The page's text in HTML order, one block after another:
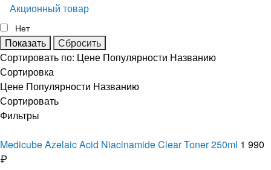
Акционный товар
Нет
Сортировать по: Цене Популярности Названию
Сортировка
Цене Популярности Названию
Сортировать
Фильтры
Medicube Azelaic Acid Niacinamide Clear Toner 250ml 1 990
₽